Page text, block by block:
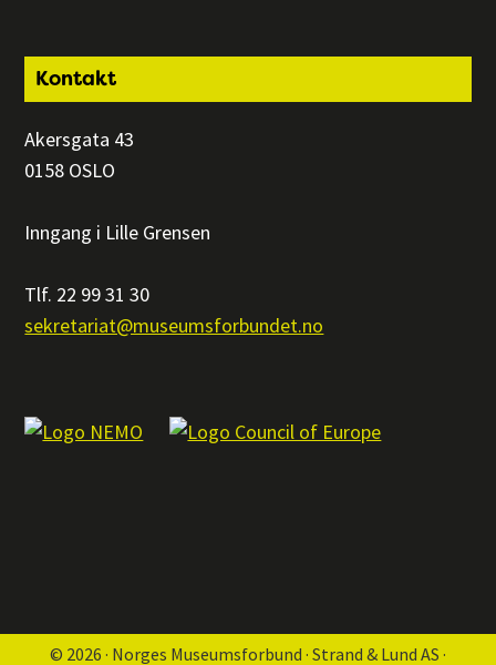
Footer
Kontakt
Akersgata 43
0158 OSLO
Inngang i Lille Grensen
Tlf. 22 99 31 30
sekretariat@museumsforbundet.no
© 2026 · Norges Museumsforbund · Strand & Lund AS ·